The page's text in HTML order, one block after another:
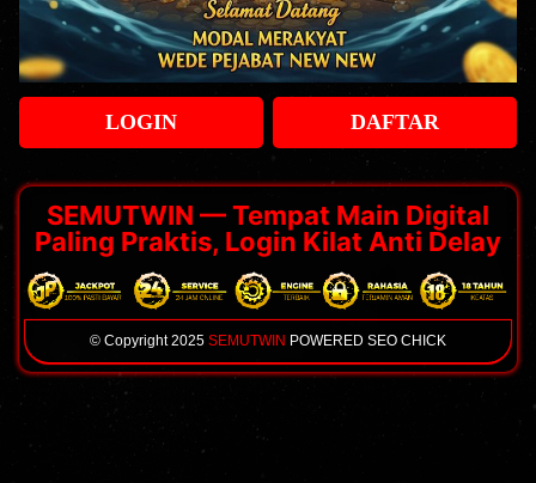
LOGIN DAFTAR
SEMUTWIN — Tempat Main Digital
Paling Praktis, Login Kilat Anti Delay
© Copyright 2025 SEMUTWIN POWERED SEO CHICK